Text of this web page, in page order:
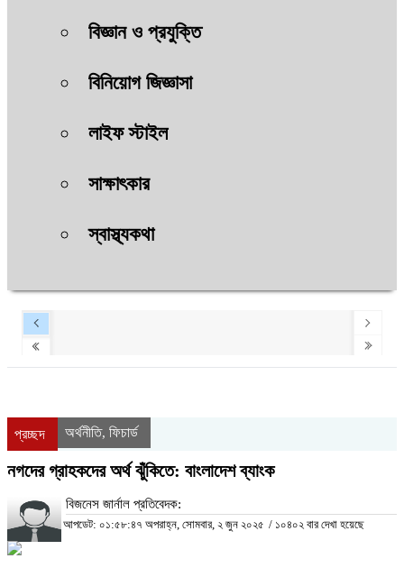
বিজ্ঞান ও প্রযুক্তি
বিনিয়োগ জিজ্ঞাসা
লাইফ স্টাইল
সাক্ষাৎকার
স্বাস্থ্যকথা
প্রচ্ছদ অর্থনীতি, ফিচার্ড
নগদের গ্রাহকদের অর্থ ঝুঁকিতে: বাংলাদেশ ব্যাংক
বিজনেস জার্নাল প্রতিবেদক:
আপডেট: ০১:৫৮:৪৭ অপরাহ্ন, সোমবার, ২ জুন ২০২৫ / ১০৪০২ বার দেখা হয়েছে